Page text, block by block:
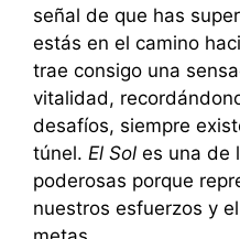
señal de que has
estás en el camino
trae consigo una
vitalidad,
desafíos, siempre
túnel. El Sol es una de
poderosas porque
nuestros esfuerzos y